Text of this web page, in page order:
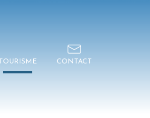
TOURISME CONTACT